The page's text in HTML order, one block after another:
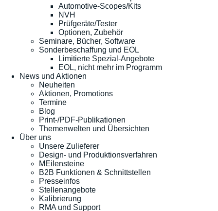
Automotive-Scopes/Kits
NVH
Prüfgeräte/Tester
Optionen, Zubehör
Seminare, Bücher, Software
Sonderbeschaffung und EOL
Limitierte Spezial-Angebote
EOL, nicht mehr im Programm
News und Aktionen
Neuheiten
Aktionen, Promotions
Termine
Blog
Print-/PDF-Publikationen
Themenwelten und Übersichten
Über uns
Unsere Zulieferer
Design- und Produktionsverfahren
MEilensteine
B2B Funktionen & Schnittstellen
Presseinfos
Stellenangebote
Kalibrierung
RMA und Support